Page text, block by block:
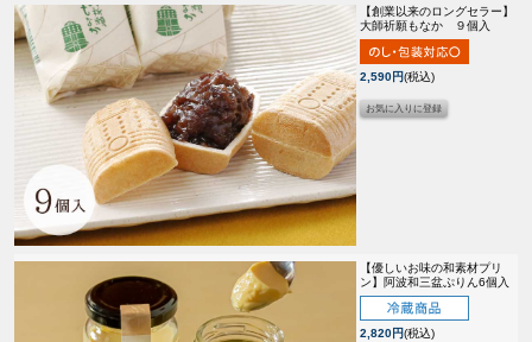
【創業以来のロングセラー】
大師祈願もなか ９個入
2,590円(税込)
【優しいお味の和素材プリ
ン】 阿波和三盆ぷりん6個入
2,820円(税込)